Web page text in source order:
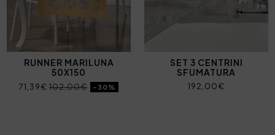
RUNNER MARILUNA
50X150
71,39€ 102,00€ -30%
SET 3 CENTRINI
SFUMATURA
192,00€